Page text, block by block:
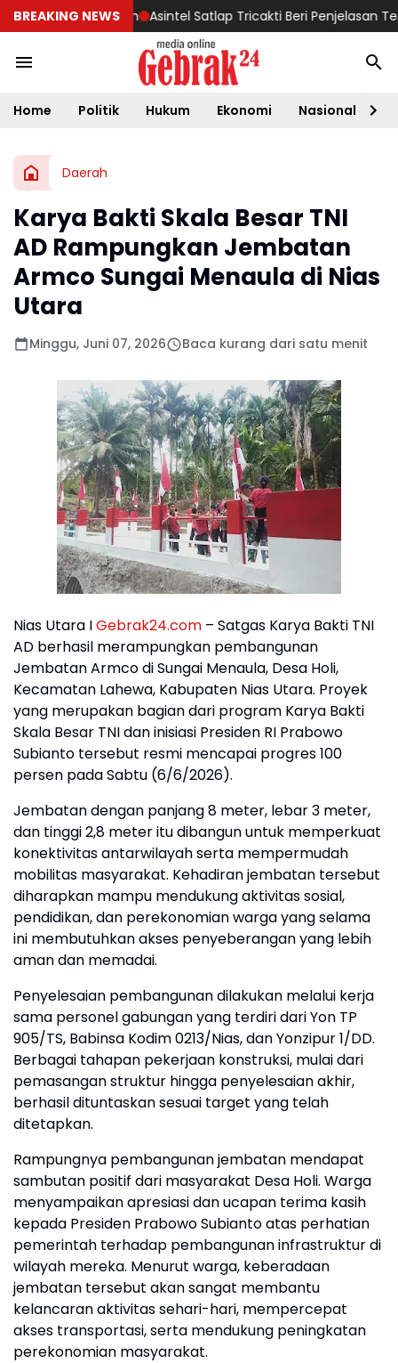
BREAKING NEWS
Banda Aceh Asintel Satlap Tricakti Beri Penjelasan
Home Politik Hukum Ekonomi Nasional
Daerah
Karya Bakti Skala Besar TNI
AD Rampungkan Jembatan
Armco Sungai Menaula di Nias
Utara
Minggu, Juni 07, 2026 Baca kurang dari satu menit
Nias Utara IGebrak24.com – Satgas Karya Bakti TNI
AD berhasil merampungkan pembangunan
Jembatan Armco di Sungai Menaula, Desa Holi,
Kecamatan Lahewa, Kabupaten Nias Utara. Proyek
yang merupakan bagian dari program Karya Bakti
Skala Besar TNI dan inisiasi Presiden RI Prabowo
Subianto tersebut resmi mencapai progres 100
persen pada Sabtu (6/6/2026).
Jembatan dengan panjang 8 meter, lebar 3 meter,
dan tinggi 2,8 meter itu dibangun untuk memperkuat
konektivitas antarwilayah serta mempermudah
mobilitas masyarakat. Kehadiran jembatan tersebut
diharapkan mampu mendukung aktivitas sosial,
pendidikan, dan perekonomian warga yang selama
ini membutuhkan akses penyeberangan yang lebih
aman dan memadai.
Penyelesaian pembangunan dilakukan melalui kerja
sama personel gabungan yang terdiri dari Yon TP
905/TS, Babinsa Kodim 0213/Nias, dan Yonzipur 1/DD.
Berbagai tahapan pekerjaan konstruksi, mulai dari
pemasangan struktur hingga penyelesaian akhir,
berhasil dituntaskan sesuai target yang telah
ditetapkan.
Rampungnya pembangunan jembatan mendapat
sambutan positif dari masyarakat Desa Holi. Warga
menyampaikan apresiasi dan ucapan terima kasih
kepada Presiden Prabowo Subianto atas perhatian
pemerintah terhadap pembangunan infrastruktur di
wilayah mereka. Menurut warga, keberadaan
jembatan tersebut akan sangat membantu
kelancaran aktivitas sehari-hari, mempercepat
akses transportasi, serta mendukung peningkatan
perekonomian masyarakat.